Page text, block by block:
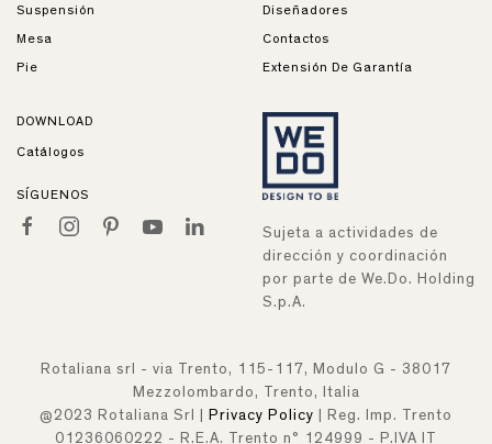
Suspensión
Mesa
Pie
Diseñadores
Contactos
Extensión De Garantía
DOWNLOAD
Catálogos
SÍGUENOS
Sujeta a actividades de
dirección y coordinación
por parte de We.Do. Holding
S.p.A.
Rotaliana srl - via Trento, 115-117, Modulo G - 38017
Mezzolombardo, Trento, Italia
@2023 Rotaliana Srl |
Privacy Policy | Reg. Imp. Trento
01236060222 - R.E.A. Trento n° 124999 - P.IVA IT